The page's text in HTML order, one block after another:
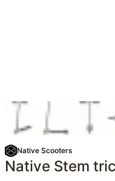
Native Scooters
Native Stem